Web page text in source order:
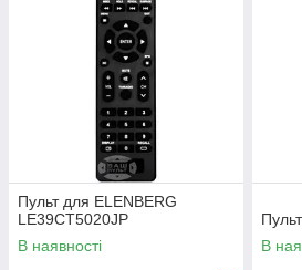
Пульт для ELENBERG
LE39CT5020JP
В наявності
В